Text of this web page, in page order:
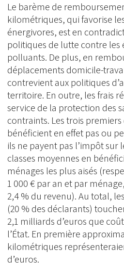
Le barème de
kilométriques, qui favorise
énergivores, est en
politiques de lutte contre les
polluants. De plus, en
déplacements domicile-
contrevient aux politiques
territoire. En outre, les frais
service de la protection des
contraints. Les trois
bénéficient en effet pas ou
ils ne payent pas l’impôt sur
classes moyennes en
ménages les plus aisés
1 000 € par an et par
2,4 % du revenu). Au total,
(20 % des déclarants)
2,1 milliards d’euros que
l’État. En première
kilométriques
d’euros.